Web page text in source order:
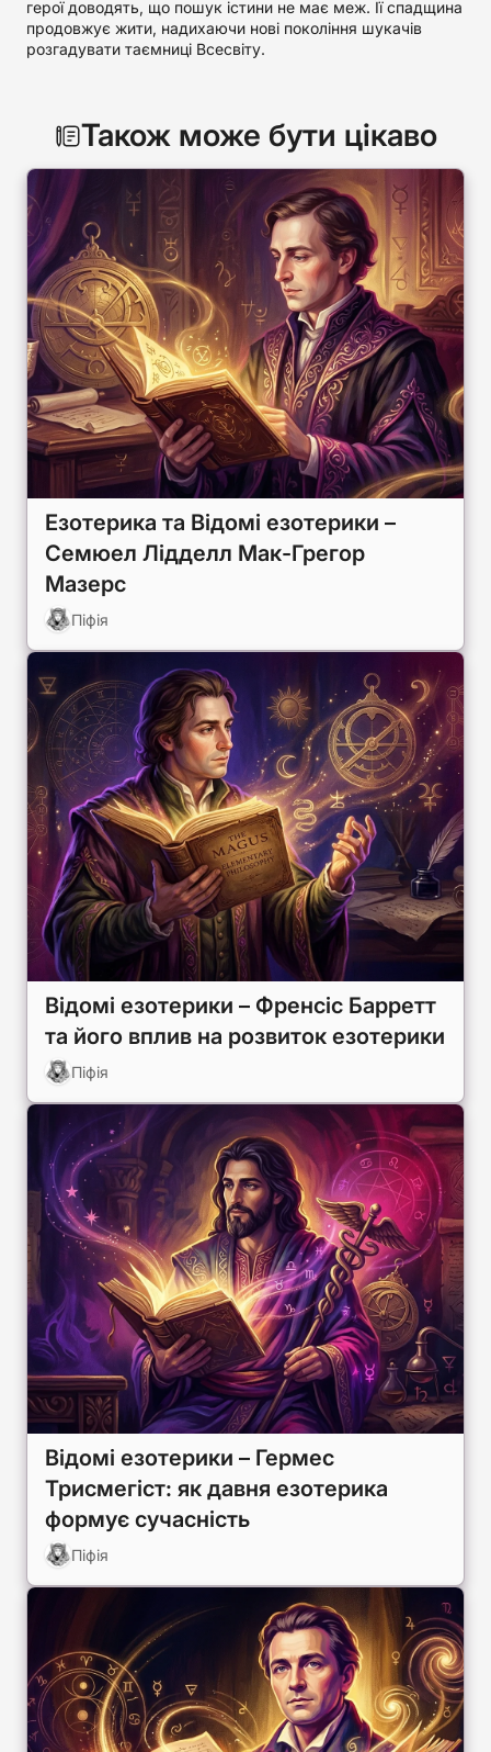
герої доводять, що пошук істини не має меж. Її спадщина
продовжує жити, надихаючи нові покоління шукачів
розгадувати таємниці Всесвіту.
Також може бути цікаво
Езотерика та Відомі езотерики –
Семюел Лідделл Мак-Грегор
Мазерс
Піфія
Відомі езотерики – Френсіс Барретт
та його вплив на розвиток езотерики
Піфія
Відомі езотерики – Гермес
Трисмегіст: як давня езотерика
формує сучасність
Піфія